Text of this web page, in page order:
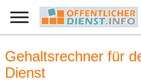
Gehaltsrechner für
Dienst